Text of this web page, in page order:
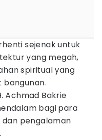
sejenak untuk
yang megah,
spiritual yang
Achmad Bakrie
bagi para
pengalaman